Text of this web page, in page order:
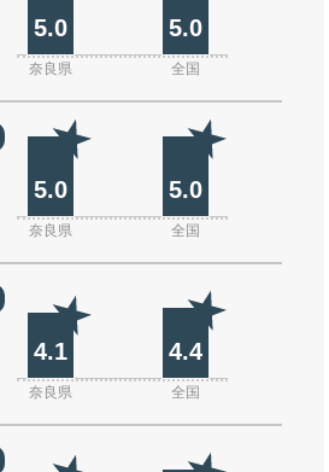
5.0 5.0
奈良県 全国
5.0 5.0
奈良県 全国
4.1 4.4
奈良県 全国